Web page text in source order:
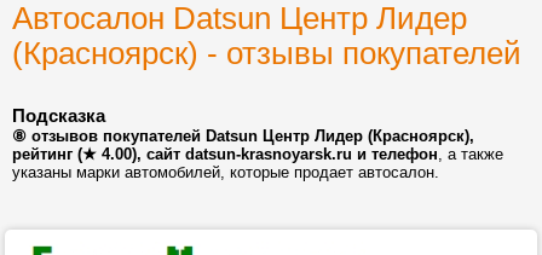
Автосалон Datsun Центр Лидер
(Красноярск) - отзывы покупателей
Подсказка
⑧ отзывов покупателей Datsun Центр Лидер (Красноярск),
рейтинг (★ 4.00), сайт datsun-krasnoyarsk.ru и телефон, а также
указаны марки автомобилей, которые продает автосалон.